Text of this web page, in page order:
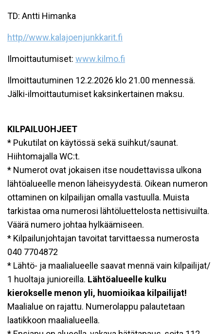
TD: Antti Himanka
http//www.kalajoenjunkkarit.fi
Ilmoittautumiset: www.kilmo.fi
Ilmoittautuminen 12.2.2026 klo 21.00 mennessä.
Jälki-ilmoittautumiset kaksinkertainen maksu.
KILPAILUOHJEET
* Pukutilat on käytössä sekä suihkut/saunat.
Hiihtomajalla WC:t.
* Numerot ovat jokaisen itse noudettavissa ulkona
lähtöalueelle menon läheisyydestä. Oikean numeron
ottaminen on kilpailijan omalla vastuulla. Muista
tarkistaa oma numerosi lähtöluettelosta nettisivuilta.
Väärä numero johtaa hylkäämiseen.
* Kilpailunjohtajan tavoitat tarvittaessa numerosta
040 7704872
* Lähtö- ja maalialueelle saavat mennä vain kilpailijat/
1 huoltaja junioreilla. Lähtöalueelle kulku
kierokselle menon yli, huomioikaa kilpailijat!
Maalialue on rajattu. Numerolappu palautetaan
laatikkoon maalialueella.